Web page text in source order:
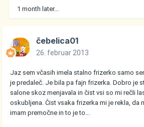
1 month later...
čebelica01
26. februar 2013
Jaz sem včasih imela stalno frizerko samo
je predaleč. Je bila pa fajn frizerka. Dobro je
salone skoz menjavala in čist vsi so mi rečli
oskubljena. Čist vsaka frizerka mi je rekla, da
imam premočne in to je to...